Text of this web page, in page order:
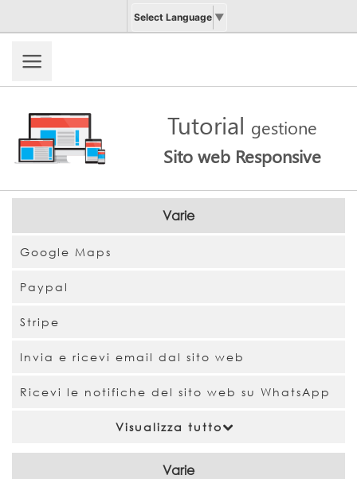
Select Language ▼
Tutorial gestione
Sito web Responsive
Varie
Google Maps
Paypal
Stripe
Invia e ricevi email dal sito web
Ricevi le notifiche del sito web su WhatsApp
Visualizza tutto
Varie